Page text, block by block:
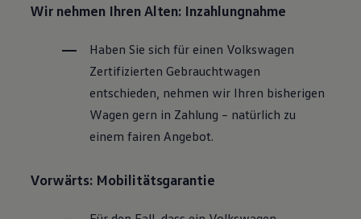
Wir nehmen Ihren Alten: Inzahlungnahme
Haben Sie sich für einen Volkswagen
Zertifizierten Gebrauchtwagen
entschieden, nehmen wir Ihren bisherigen
Wagen gern in Zahlung – natürlich zu
einem fairen Angebot.
Vorwärts: Mobilitätsgarantie